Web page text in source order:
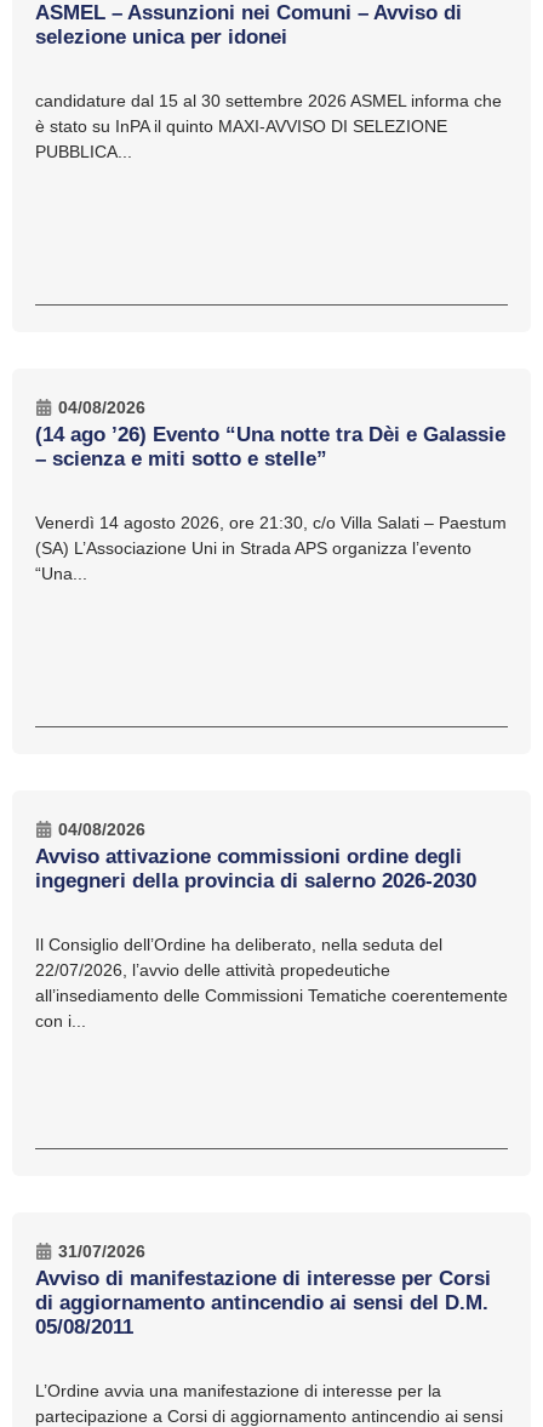
ASMEL – Assunzioni nei Comuni – Avviso di
selezione unica per idonei
candidature dal 15 al 30 settembre 2026 ASMEL informa che
è stato su InPA il quinto MAXI-AVVISO DI SELEZIONE
PUBBLICA...
04/08/2026
(14 ago ’26) Evento “Una notte tra Dèi e Galassie
– scienza e miti sotto e stelle”
Venerdì 14 agosto 2026, ore 21:30, c/o Villa Salati – Paestum
(SA) L’Associazione Uni in Strada APS organizza l’evento
“Una...
04/08/2026
Avviso attivazione commissioni ordine degli
ingegneri della provincia di salerno 2026-2030
Il Consiglio dell’Ordine ha deliberato, nella seduta del
22/07/2026, l’avvio delle attività propedeutiche
all’insediamento delle Commissioni Tematiche coerentemente
con i...
31/07/2026
Avviso di manifestazione di interesse per Corsi
di aggiornamento antincendio ai sensi del D.M.
05/08/2011
L’Ordine avvia una manifestazione di interesse per la
partecipazione a Corsi di aggiornamento antincendio ai sensi